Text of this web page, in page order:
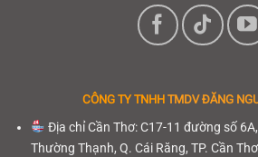
CÔNG TY TNHH TMDV ĐĂNG
Địa chỉ Cần Thơ: C17-11 đường số
Thường Thạnh, Q. Cái Răng, TP. Cần Thơ